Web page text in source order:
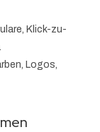
Klick-zu-
Logos,